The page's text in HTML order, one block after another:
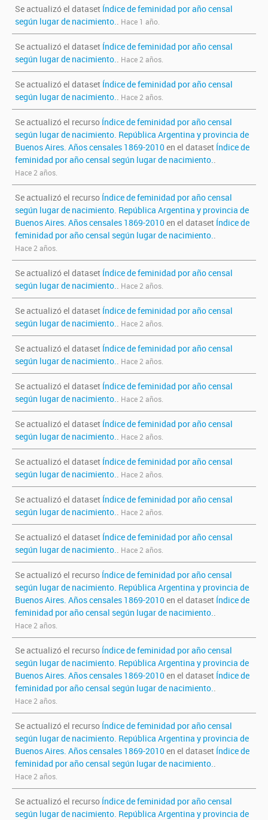
Se actualizó el dataset Índice de feminidad por año censal
según lugar de nacimiento.. Hace 1 año.
Se actualizó el dataset Índice de feminidad por año censal
según lugar de nacimiento.. Hace 2 años.
Se actualizó el dataset Índice de feminidad por año censal
según lugar de nacimiento.. Hace 2 años.
Se actualizó el recurso Índice de feminidad por año censal
según lugar de nacimiento. República Argentina y provincia de
Buenos Aires. Años censales 1869-2010en el dataset Índice de
feminidad por año censal según lugar de nacimiento..
Hace 2 años.
Se actualizó el recurso Índice de feminidad por año censal
según lugar de nacimiento. República Argentina y provincia de
Buenos Aires. Años censales 1869-2010en el dataset Índice de
feminidad por año censal según lugar de nacimiento..
Hace 2 años.
Se actualizó el dataset Índice de feminidad por año censal
según lugar de nacimiento.. Hace 2 años.
Se actualizó el dataset Índice de feminidad por año censal
según lugar de nacimiento.. Hace 2 años.
Se actualizó el dataset Índice de feminidad por año censal
según lugar de nacimiento.. Hace 2 años.
Se actualizó el dataset Índice de feminidad por año censal
según lugar de nacimiento.. Hace 2 años.
Se actualizó el dataset Índice de feminidad por año censal
según lugar de nacimiento.. Hace 2 años.
Se actualizó el dataset Índice de feminidad por año censal
según lugar de nacimiento.. Hace 2 años.
Se actualizó el dataset Índice de feminidad por año censal
según lugar de nacimiento.. Hace 2 años.
Se actualizó el dataset Índice de feminidad por año censal
según lugar de nacimiento.. Hace 2 años.
Se actualizó el recurso Índice de feminidad por año censal
según lugar de nacimiento. República Argentina y provincia de
Buenos Aires. Años censales 1869-2010en el dataset Índice de
feminidad por año censal según lugar de nacimiento..
Hace 2 años.
Se actualizó el recurso Índice de feminidad por año censal
según lugar de nacimiento. República Argentina y provincia de
Buenos Aires. Años censales 1869-2010en el dataset Índice de
feminidad por año censal según lugar de nacimiento..
Hace 2 años.
Se actualizó el recurso Índice de feminidad por año censal
según lugar de nacimiento. República Argentina y provincia de
Buenos Aires. Años censales 1869-2010en el dataset Índice de
feminidad por año censal según lugar de nacimiento..
Hace 2 años.
Se actualizó el recurso Índice de feminidad por año censal
según lugar de nacimiento. República Argentina y provincia de